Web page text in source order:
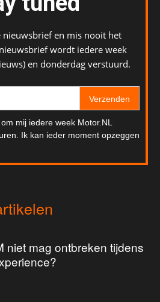
en mis nooit het
wordt iedere week
en donderdag verstuurd.
Verzenden
mij iedere week Motor.NL
Ik kan ieder moment opzeggen
niet mag ontbreken tijdens